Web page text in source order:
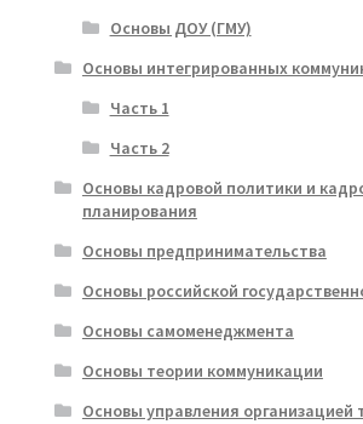
Основы ДОУ (ГМУ)
Основы интегрированных
Часть 1
Часть 2
Основы кадровой политики и
планирования
Основы предпринимательства
Основы российской
Основы самоменеджмента
Основы теории коммуникации
Основы управления организацией